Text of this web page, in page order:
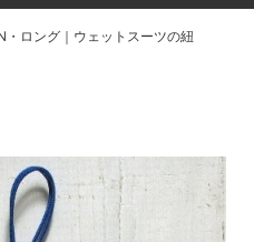
・ロング｜ウェットスーツの紐